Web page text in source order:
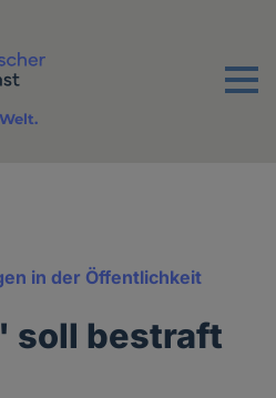
Menu
in der Öffentlichkeit
soll bestraft